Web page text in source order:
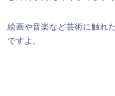
絵画や音楽など芸術に触れ
ですよ。